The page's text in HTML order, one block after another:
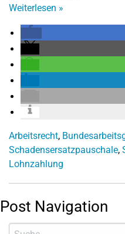
Weiterlesen »
Arbeitsrecht,
Schadensersatzpauschale,
Lohnzahlung
Post Navigation